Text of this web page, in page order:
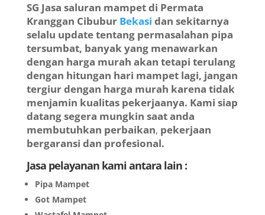
SG Jasa saluran mampet di Permata
Kranggan CibuburBekasi dan sekitarnya
selalu update tentang permasalahan pipa
tersumbat, banyak yang menawarkan
dengan harga murah akan tetapi terulang
dengan hitungan hari mampet lagi, jangan
tergiur dengan harga murah karena tidak
menjamin kualitas pekerjaanya. Kami siap
datang segera mungkin saat anda
membutuhkan perbaikan, pekerjaan
bergaransi dan profesional.
Jasa pelayanan kami antara lain :
Pipa Mampet
Got Mampet